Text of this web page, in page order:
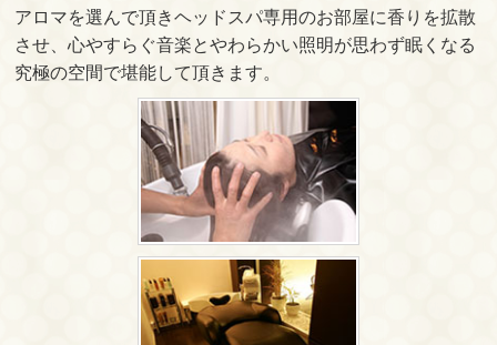
アロマを選んで頂きヘッドスパ専用のお部屋に香りを拡散
させ、心やすらぐ音楽とやわらかい照明が思わず眠くなる
究極の空間で堪能して頂きます。